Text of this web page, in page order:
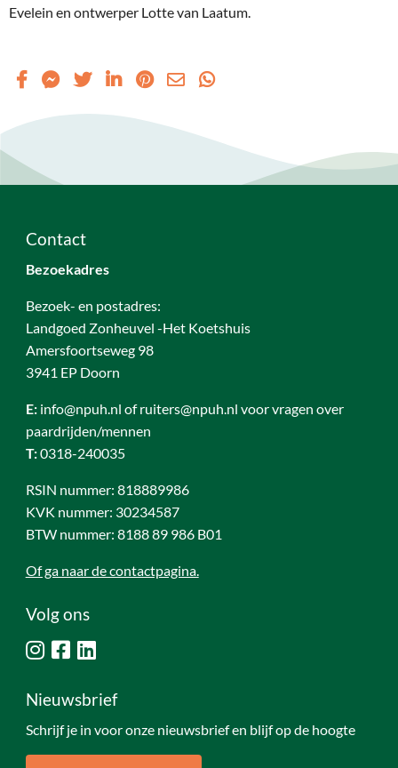
Evelein en ontwerper Lotte van Laatum.
Contact
Bezoekadres
Bezoek- en postadres:
Landgoed Zonheuvel -Het Koetshuis
Amersfoortseweg 98
3941 EP Doorn
E:info@npuh.nl of ruiters@npuh.nl voor vragen over
paardrijden/mennen
T:0318-240035
RSIN nummer: 818889986
KVK nummer: 30234587
BTW nummer: 8188 89 986 B01
Of ga naar de contactpagina.
Volg ons
Nieuwsbrief
Schrijf je in voor onze nieuwsbrief en blijf op de hoogte